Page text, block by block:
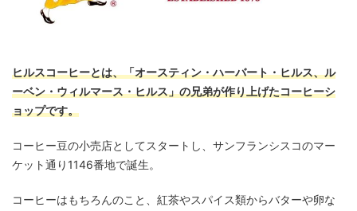
ヒルスコーヒーとは、「オースティン・ハーバート・ヒルス、ル
ーベン・ウィルマース・ヒルス」の兄弟が作り上げたコーヒーシ
ョップです。
コーヒー豆の小売店としてスタートし、サンフランシスコのマー
ケット通り1146番地で誕生。
コーヒーはもちろんのこと、紅茶やスパイス類からバターや卵な